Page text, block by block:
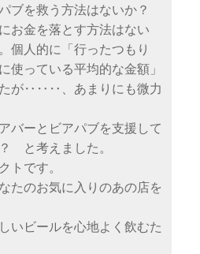
ブを救う方法はないか？
お金を落とす方法はない
人的に「行ったつもり
使っている平均的な金額」
たが‥‥‥、あまりにも微力
バーとビアパブを支援して
と考えました。
トです。
たのお気に入りのあの店を
いビールを心地よく飲むた